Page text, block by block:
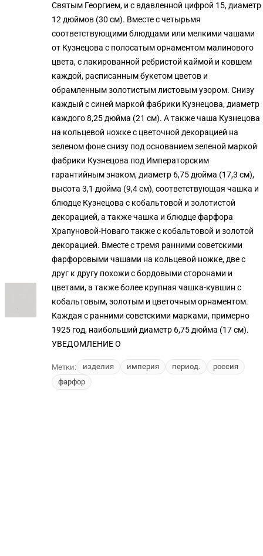
Святым Георгием, и с вдавленной цифрой 15, диаметр
12 дюймов (30 см). Вместе с четырьмя
соответствующими блюдцами или мелкими чашами
от Кузнецова с полосатым орнаментом малинового
цвета, с лакированной ребристой каймой и ковшем
каждой, расписанным букетом цветов и
обрамленным золотистым листовым узором. Снизу
каждый с синей маркой фабрики Кузнецова, диаметр
каждого 8,25 дюйма (21 см). А также чаша Кузнецова
на кольцевой ножке с цветочной декорацией на
зеленом фоне снизу под основанием зеленой маркой
фабрики Кузнецова под Императорским
гарантийным знаком, диаметр 6,75 дюйма (17,3 см),
высота 3,1 дюйма (9,4 см), соответствующая чашка и
блюдце Кузнецова с кобальтовой и золотистой
декорацией, а также чашка и блюдце фарфора
Храпуновой-Новаго также с кобальтовой и золотой
декорацией. Вместе с тремя ранними советскими
фарфоровыми чашами на кольцевой ножке, две с
друг к другу похожи с бордовыми сторонами и
цветами, а также более крупная чашка-кувшин с
кобальтовым, золотым и цветочным орнаментом.
Каждая с ранними советскими марками, примерно
1925 год, наибольший диаметр 6,75 дюйма (17 см).
УВЕДОМЛЕНИЕ О
Метки: изделия империя период.
россия
фарфор